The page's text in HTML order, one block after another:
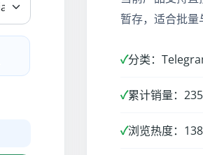
暂存，适合批量
✓分类：
✓累计销量：
✓浏览热度：